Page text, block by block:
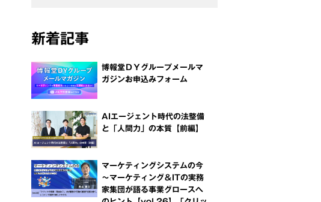
新着記事
博報堂ＤＹグループメールマ
ガジンお申込みフォーム
AIエージェント時代の法整備
と「人間力」の本質【前編】
マーケティングシステムの今
～マーケティング＆ITの実務
家集団が語る事業グロースへ